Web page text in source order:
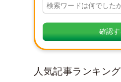
人気記事ランキング